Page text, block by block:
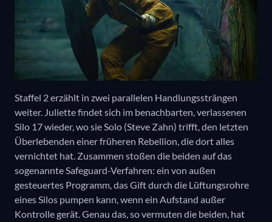
Staffel 2 erzählt in zwei parallelen Handlungssträngen
weiter. Juliette findet sich im benachbarten, verlassenen
Silo 17 wieder, wo sie Solo (Steve Zahn) trifft, den letzten
Überlebenden einer früheren Rebellion, die dort alles
vernichtet hat. Zusammen stoßen die beiden auf das
sogenannte Safeguard-Verfahren: ein von außen
gesteuertes Programm, das Gift durch die Lüftungsrohre
eines Silos pumpen kann, wenn ein Aufstand außer
Kontrolle gerät. Genau das, so vermuten die beiden, hat